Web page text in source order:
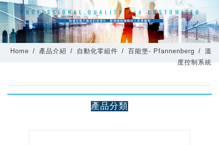
Home 產品介紹 自動化零組件 百能堡- Pfannenberg
溫
度控制系統
產品分類
忘記密碼
密碼修改
訂單查詢
會員登出